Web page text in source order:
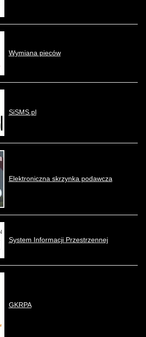
Wymiana pieców
SiSMS.pl
Elektroniczna skrzynka podawcza
System Informacji Przestrzennej
GKRPA